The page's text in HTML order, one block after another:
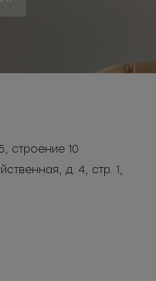
строение 10
д. 4, стр. 1,